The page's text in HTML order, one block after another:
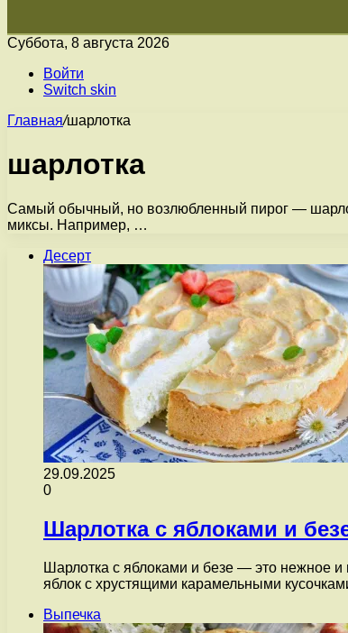
Суббота, 8 августа 2026
Войти
Switch skin
Главная/шарлотка
шарлотка
Самый обычный, но возлюбленный пирог —
миксы. Например, …
Десерт
29.09.2025
0
Шарлотка с яблоками и
Шарлотка с яблоками и безе — это нежное и
яблок с хрустящими карамельными
Выпечка